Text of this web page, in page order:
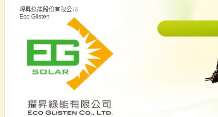
曜昇綠能股份有限公司
Eco Glisten